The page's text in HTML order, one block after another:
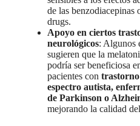
de las benzodiacepinas
drugs.
Apoyo en ciertos
neurológicos: Algunos
sugieren que la
podría ser beneficiosa
pacientes con
espectro autista,
de Parkinson o
mejorando la calidad